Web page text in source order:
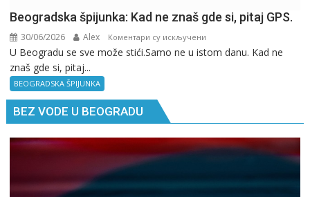
Beogradska špijunka: Kad ne znaš gde si, pitaj GPS.
30/06/2026 Alex Коментари су искључени
Beogradska
si,
U Beogradu se sve može stići.Samo ne u istom danu. Kad ne
znaš gde si, pitaj...
BEOGRADSKA ŠPIJUNKA
BEZ VODE U BEOGRADU